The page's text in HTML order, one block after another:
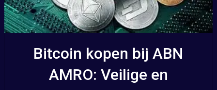
Bitcoin kopen bij ABN
AMRO: Veilige en